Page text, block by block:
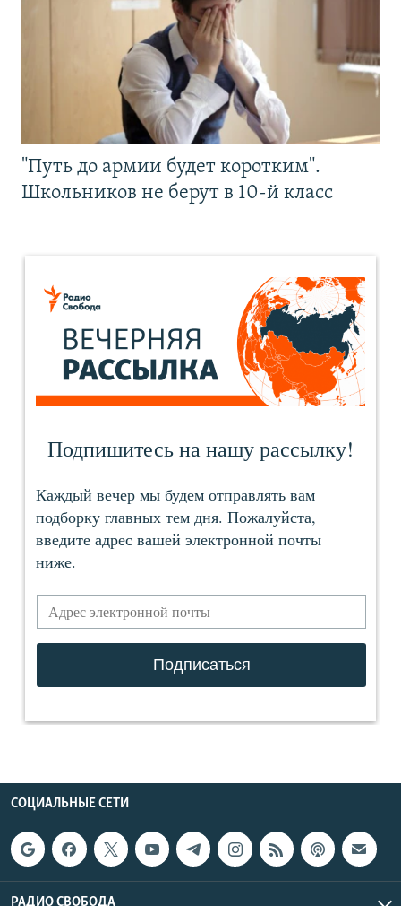
"Путь до армии будет коротким".
Школьников не берут в 10-й класс
СОЦИАЛЬНЫЕ СЕТИ
РАДИО СВОБОДА